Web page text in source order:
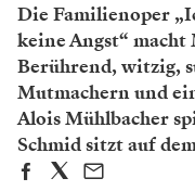
Die Familienoper
keine Angst“ macht
Berührend, witzig,
Mutmachern und
Alois Mühlbacher
Schmid sitzt auf